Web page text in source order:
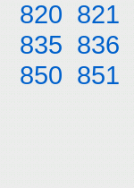
820 821
835 836
850 851